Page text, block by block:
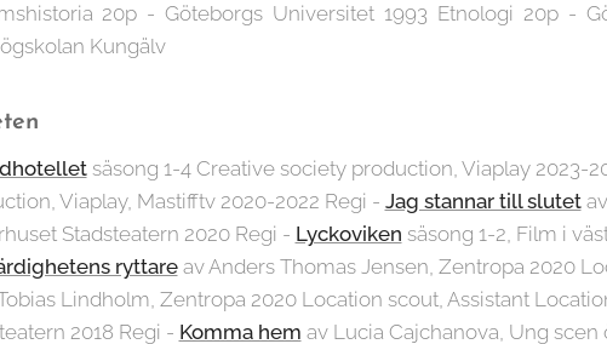
20p - Göteborgs Universitet 1993 Etnologi 20p -
Kungälv
säsong 1-4 Creative society production, Viaplay 2023-
Viaplay, Mastifftv 2020-2022 Regi - Jag stannar till slutet
Stadsteatern 2020 Regi - Lyckoviken säsong 1-2, Film i
ryttareav Anders Thomas Jensen, Zentropa 2020
Lindholm, Zentropa 2020 Location scout, Assistant
2018 Regi - Komma hem av Lucia Cajchanova, Ung scen